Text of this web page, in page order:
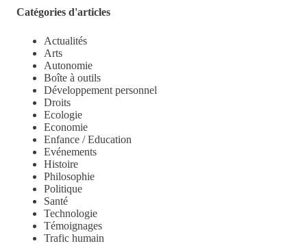
Catégories d'articles
Actualités
Arts
Autonomie
Boîte à outils
Développement personnel
Droits
Ecologie
Economie
Enfance / Education
Evénements
Histoire
Philosophie
Politique
Santé
Technologie
Témoignages
Trafic humain